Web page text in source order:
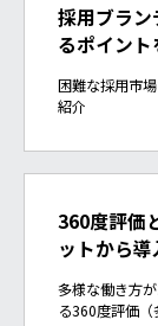
採用ブラ
るポイント
困難な採用市
紹介
360度評価
ットから
多様な働き方
る360度評価